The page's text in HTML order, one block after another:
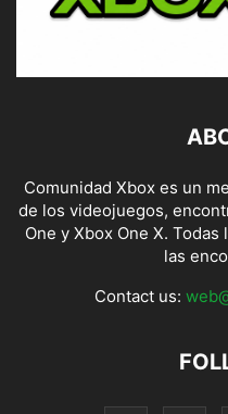
Comunidad Xbox es un
de los videojuegos,
One y Xbox One X.
las
Contact us: